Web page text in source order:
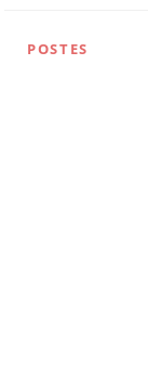
POSTES